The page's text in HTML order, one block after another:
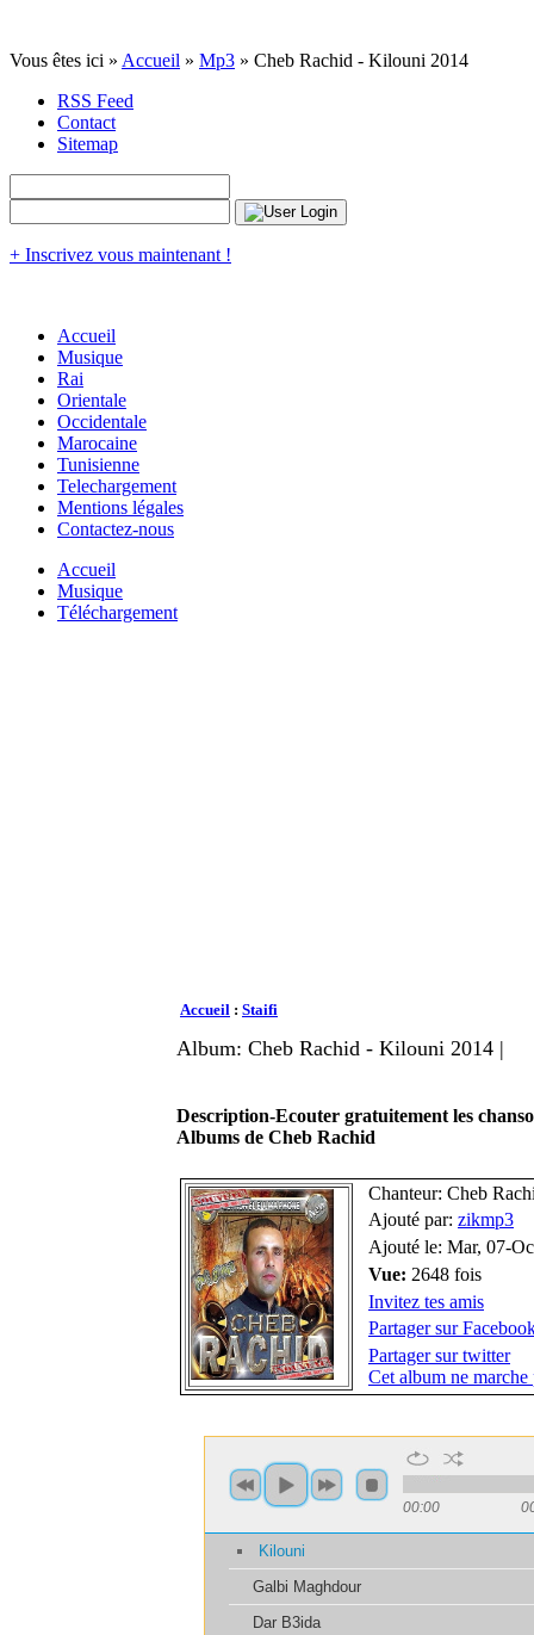
Vous êtes ici » Accueil » Mp3 » Cheb Rachid - Kilouni 2014
RSS Feed
Contact
Sitemap
+ Inscrivez vous maintenant !
Accueil
Musique
Rai
Orientale
Occidentale
Marocaine
Tunisienne
Telechargement
Mentions légales
Contactez-nous
Accueil
Musique
Téléchargement
Accueil : Staifi
Album: Cheb Rachid - Kilouni 2014 |
Description-Ecouter gratuitement les
Albums de Cheb Rachid
Chanteur: Cheb
Ajouté par: zikmp3
Ajouté le: Mar, 07-
Vue: 2648 fois
Invitez tes amis
Partager sur
Partager sur twitter
Cet album ne marche